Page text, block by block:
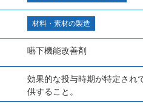
材料・素材の製造
嚥下機能改善剤
効果的な投与時期が特定され
供すること。